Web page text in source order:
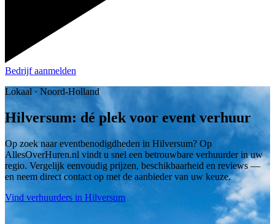
Bedrijf aanmelden
Lokaal · Noord-Holland
Hilversum: dé plek voor event verhuur
Op zoek naar eventbenodigdheden in Hilversum? Op
AllesOverHuren.nl vindt u snel een betrouwbare verhuurder in uw
regio. Vergelijk eenvoudig prijzen, beschikbaarheid en reviews —
en neem direct contact op met de aanbieder van uw keuze.
Vind verhuurders in Hilversum